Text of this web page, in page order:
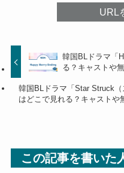
URL
韓国BLドラマ「
る？キャストや
韓国BLドラマ「Star Struck（
はどこで見れる？キャストや
この記事を書いた